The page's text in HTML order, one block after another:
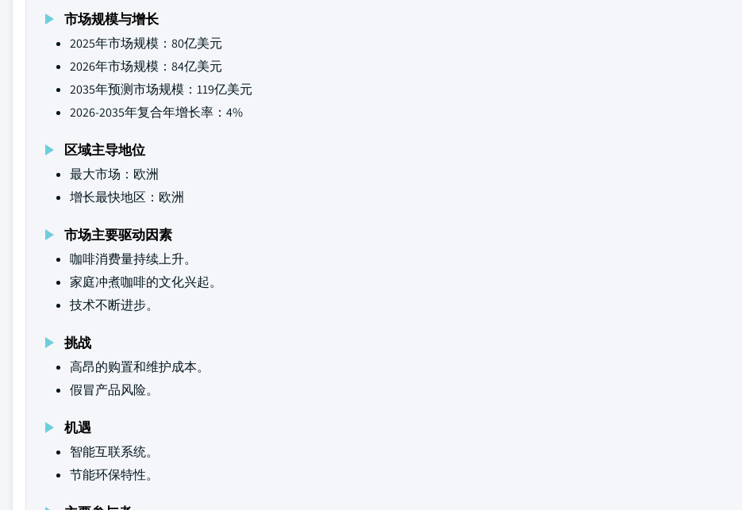
市场规模与增长
2025年市场规模：80亿美元
2026年市场规模：84亿美元
2035年预测市场规模：119亿美元
2026-2035年复合年增长率：4%
区域主导地位
最大市场：欧洲
增长最快地区：欧洲
市场主要驱动因素
咖啡消费量持续上升。
家庭冲煮咖啡的文化兴起。
技术不断进步。
挑战
高昂的购置和维护成本。
假冒产品风险。
机遇
智能互联系统。
节能环保特性。